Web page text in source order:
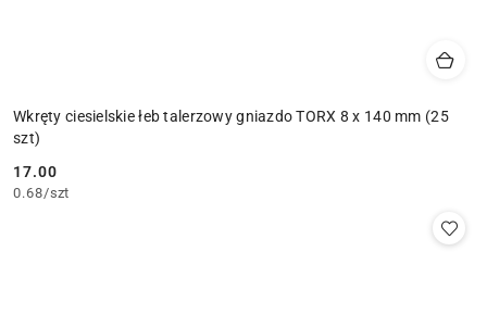
Wkręty ciesielskie łeb talerzowy gniazdo TORX 8 x 140 mm (25
szt)
Cena:
17.00
0.68/szt